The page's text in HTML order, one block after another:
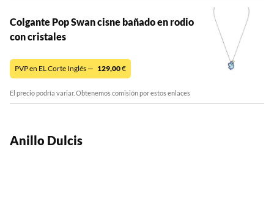
Colgante Pop Swan cisne bañado en rodio
con cristales
PVP en EL Corte Inglés — 129,00€
El precio podría variar. Obtenemos comisión por estos enlaces
Anillo Dulcis